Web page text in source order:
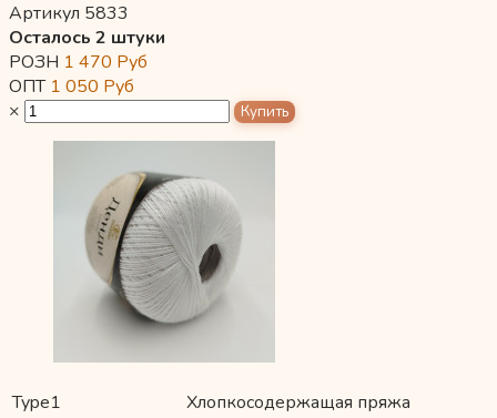
Артикул 5833
Осталось 2 штуки
РОЗН 1 470 Руб
ОПТ 1 050 Руб
×
Type1
Хлопкосодержащая пряжа